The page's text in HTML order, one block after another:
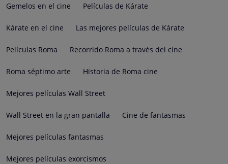
Gemelos en el cine Películas de Kárate
Kárate en el cine Las mejores películas de Kárate
Películas Roma Recorrido Roma a través del cine
Roma séptimo arte Historia de Roma cine
Mejores películas Wall Street
Wall Street en la gran pantalla Cine de fantasmas
Mejores películas fantasmas
Mejores películas exorcismos